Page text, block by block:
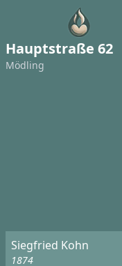
Hauptstraße 62
Mödling
Siegfried Kohn
1874